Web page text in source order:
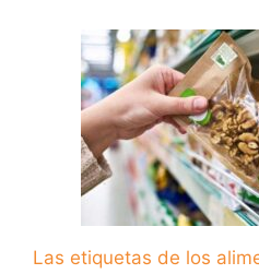
Las etiquetas de los